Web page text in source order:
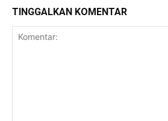
TINGGALKAN KOMENTAR